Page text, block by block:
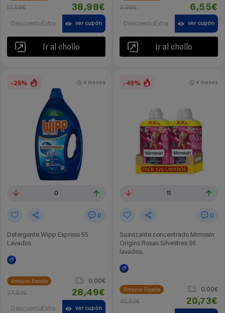
51,98€ 38,98€
DescuentoExtra ver cupón
Ir al chollo
9,98€ 6,55€
DescuentoExtra ver cupón
Ir al chollo
-25%
0
0
Detergente Wipp Express 55
Lavados
4 meses
Amazon España
0.00€
37,94€
28,49€
DescuentoExtra ver cupón
-49%
11
0
Suavizante concentrado Mimosín
Origins Rosas Silvestres 95
lavados.
4 meses
Amazon España
0.00€
40,92€
20,73€